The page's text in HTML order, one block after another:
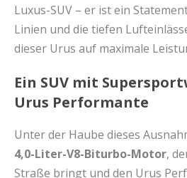
Luxus-SUV – er ist ein
Linien und die tiefen
dieser Urus auf maximale
Ein SUV mit
Urus Performante
Unter der Haube dieses
4,0-Liter-V8-Biturbo-Motor,
Straße bringt und den Urus